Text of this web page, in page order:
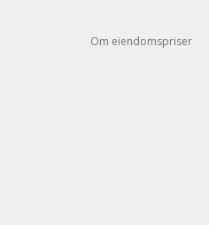
Om eiendomspriser